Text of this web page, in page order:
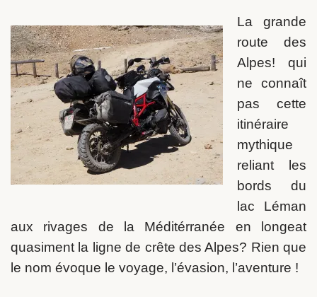
La grande
route des
Alpes! qui
ne connaît
pas cette
itinéraire
mythique
reliant les
bords du
lac Léman
aux rivages de la Méditérranée en longeat
quasiment la ligne de crête des Alpes? Rien que
le nom évoque le voyage, l’évasion, l’aventure !